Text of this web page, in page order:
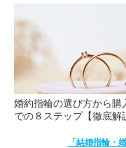
婚約指輪の選び方から購
での８ステップ【徹底解
「結婚指輪・